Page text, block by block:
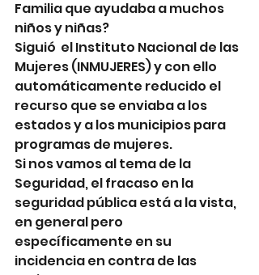
Familia que ayudaba a muchos
niños y niñas?
Siguió  el Instituto Nacional de las
Mujeres (INMUJERES) y con ello
automáticamente reducido el
recurso que se enviaba a los
estados y a los municipios para
programas de mujeres.
Si nos vamos al tema de la
Seguridad, el fracaso en la
seguridad pública está a la vista,
en general pero
específicamente en su
incidencia en contra de las